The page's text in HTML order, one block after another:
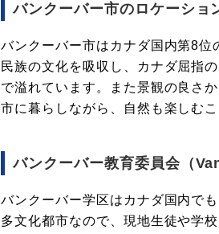
バンクーバー市のロケーショ
バンクーバー市はカナダ国内第8
民族の文化を吸収し、カナダ屈指
で溢れています。また景観の良さ
市に暮らしながら、自然も楽しむ
バンクーバー教育委員会（
バンクーバー学区はカナダ国内で
多文化都市なので、現地生徒や学